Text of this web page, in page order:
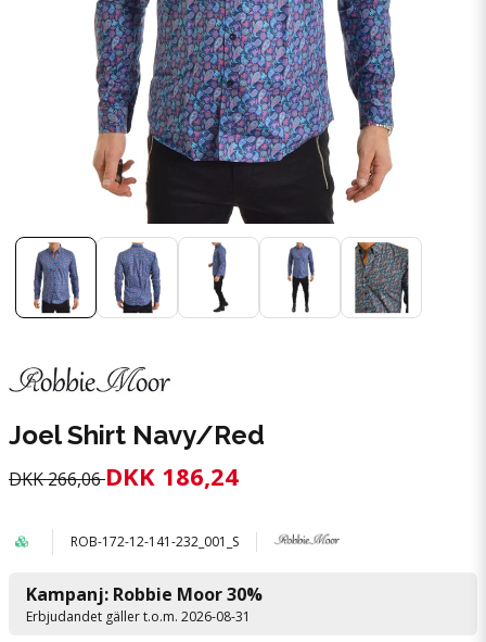
Joel Shirt Navy/Red
DKK 266,06DKK 186,24
ROB-172-12-141-232_001_S
Kampanj: Robbie Moor 30%
Erbjudandet gäller t.o.m. 2026-08-31